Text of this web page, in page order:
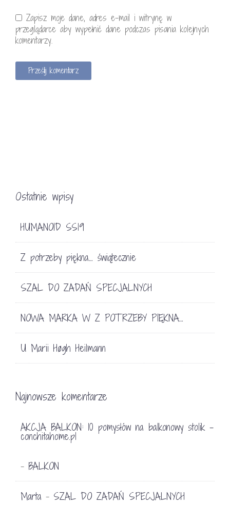
Zapisz moje dane, adres e-mail i witrynę w
przeglądarce aby wypełnić dane podczas pisania kolejnych
komentarzy.
Ostatnie wpisy
HUMANOID SS19
Z potrzeby piękna… świątecznie
SZAL DO ZADAŃ SPECJALNYCH
NOWA MARKA W Z POTRZEBY PIĘKNA…
U Marii Høgh Heilmann
Najnowsze komentarze
AKCJA BALKON: 10 pomysłów na balkonowy stolik -
conchitahome.pl
- BALKON
Marta - SZAL DO ZADAŃ SPECJALNYCH